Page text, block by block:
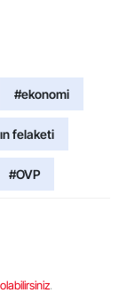
#ekonomi
felaketi
#OVP
.